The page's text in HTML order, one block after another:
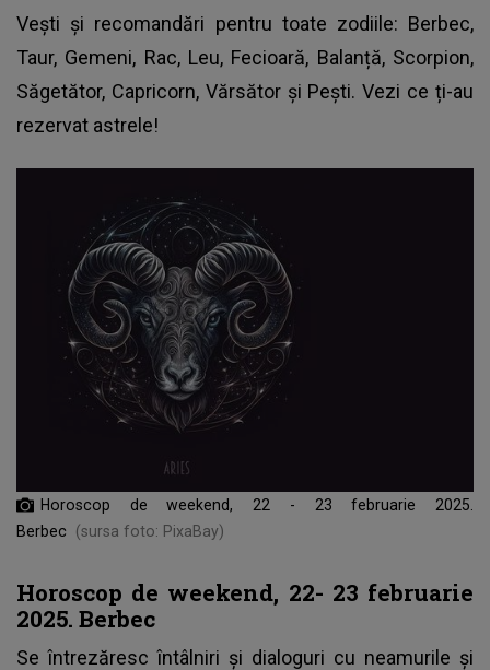
Vești și recomandări pentru toate zodiile: Berbec,
Taur, Gemeni, Rac, Leu, Fecioară, Balanță, Scorpion,
Săgetător, Capricorn, Vărsător și Pești. Vezi ce ți-au
rezervat astrele!
Horoscop de weekend, 22 - 23 februarie 2025.
Berbec
(sursa foto: PixaBay)
Horoscop de weekend, 22- 23 februarie
2025. Berbec
Se întrezăresc întâlniri și dialoguri cu neamurile și